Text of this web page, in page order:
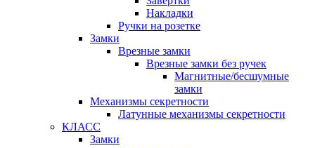
Накладки
Ручки на розетке
Замки
Врезные замки
Врезные замки без ручек
Магнитные/бесшумные
замки
Механизмы секретности
Латунные механизмы секретности
КЛАСС
Замки